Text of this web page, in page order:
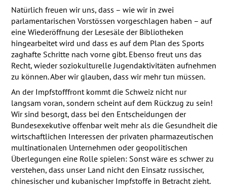
Natürlich freuen wir uns, dass – wie wir in zwei
parlamentarischen Vorstössen vorgeschlagen haben – auf
eine Wiederöffnung der Lesesäle der Bibliotheken
hingearbeitet wird und dass es auf dem Plan des Sports
zaghafte Schritte nach vorne gibt. Ebenso freut uns das
Recht, wieder soziokulturelle Jugendaktivitäten aufnehmen
zu können. Aber wir glauben, dass wir mehr tun müssen.
An der Impfstofffront kommt die Schweiz nicht nur
langsam voran, sondern scheint auf dem Rückzug zu sein!
Wir sind besorgt, dass bei den Entscheidungen der
Bundesexekutive offenbar weit mehr als die Gesundheit die
wirtschaftlichen Interessen der privaten pharmazeutischen
multinationalen Unternehmen oder geopolitischen
Überlegungen eine Rolle spielen: Sonst wäre es schwer zu
verstehen, dass unser Land nicht den Einsatz russischer,
chinesischer und kubanischer Impfstoffe in Betracht zieht.